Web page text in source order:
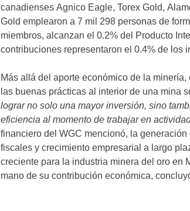
canadienses Agnico Eagle, Torex Gold,
Gold emplearon a 7 mil 298 personas de
miembros, alcanzan el 0.2% del Producto
contribuciones representaron el 0.4% de los
Más allá del aporte económico de la minería,
las buenas prácticas al interior de una mina
lograr no solo una mayor inversión, sino
eficiencia al momento de trabajar en
financiero del WGC mencionó, la
fiscales y crecimiento empresarial a largo
creciente para la industria minera del oro en
mano de su contribución económica,